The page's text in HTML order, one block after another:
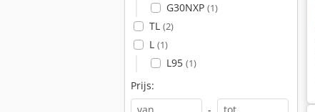
G30NXP (1)
TL (2)
L (1)
L95 (1)
Prijs: